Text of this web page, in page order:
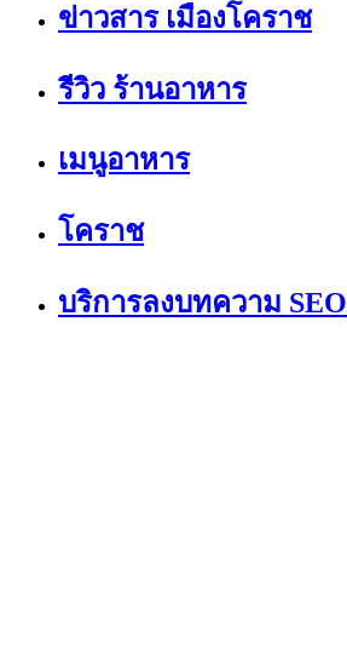
ข่าวสาร เมืองโคราช
รีวิว ร้านอาหาร
เมนูอาหาร
โคราช
บริการลงบทความ SEO